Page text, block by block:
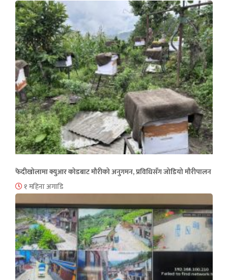
फेदीखोलामा क्युआर कोडबाट मौरीको अनुगमन, प्रविधिसँग जोडियो मौरीपालन
१ महिना अगाडि